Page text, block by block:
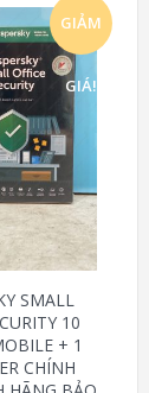
GIẢM
GIÁ!
SMALL
10
+ 1
CHÍNH